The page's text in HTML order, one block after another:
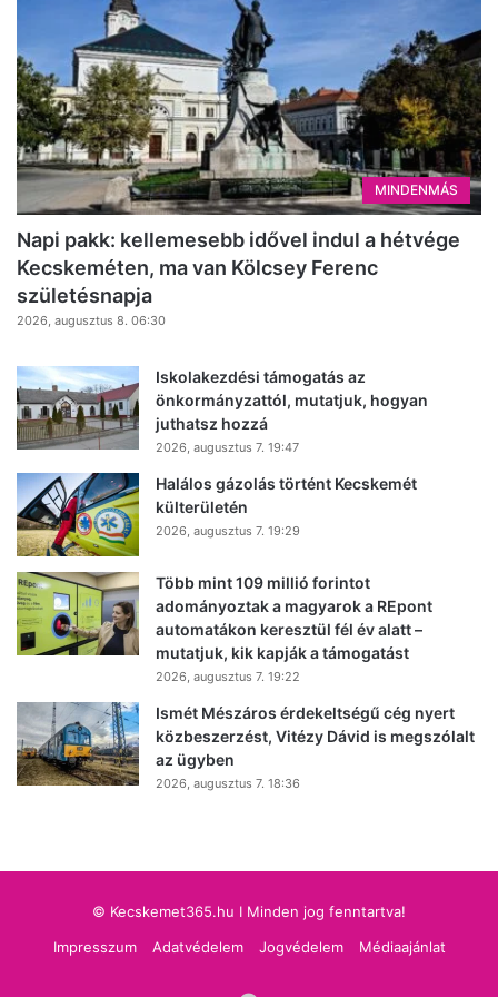
MINDENMÁS
Napi pakk: kellemesebb idővel indul a hétvége
Kecskeméten, ma van Kölcsey Ferenc
születésnapja
2026, augusztus 8. 06:30
Iskolakezdési támogatás az
önkormányzattól, mutatjuk, hogyan
juthatsz hozzá
2026, augusztus 7. 19:47
Halálos gázolás történt Kecskemét
külterületén
2026, augusztus 7. 19:29
Több mint 109 millió forintot
adományoztak a magyarok a REpont
automatákon keresztül fél év alatt –
mutatjuk, kik kapják a támogatást
2026, augusztus 7. 19:22
Ismét Mészáros érdekeltségű cég nyert
közbeszerzést, Vitézy Dávid is megszólalt
az ügyben
2026, augusztus 7. 18:36
© Kecskemet365.hu I Minden jog fenntartva!
Impresszum
Adatvédelem Jogvédelem Médiaajánlat